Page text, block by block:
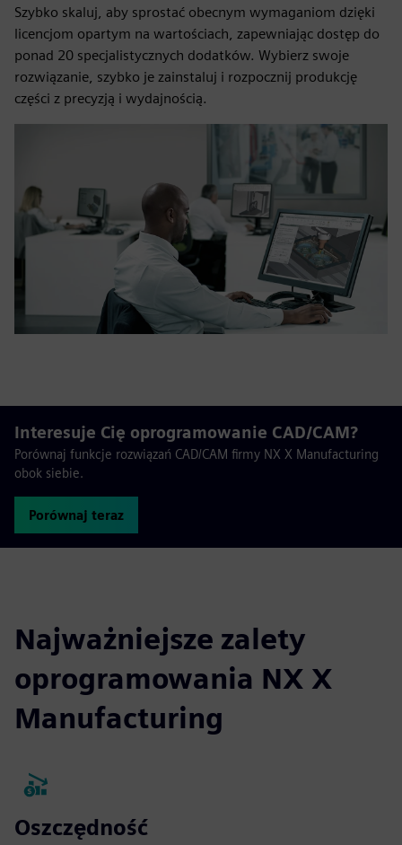
Szybko skaluj, aby sprostać obecnym wymaganiom dzięki
licencjom opartym na wartościach, zapewniając dostęp do
ponad 20 specjalistycznych dodatków. Wybierz swoje
rozwiązanie, szybko je zainstaluj i rozpocznij produkcję
części z precyzją i wydajnością.
Interesuje Cię oprogramowanie CAD/CAM?
Porównaj funkcje rozwiązań CAD/CAM firmy NX X Manufacturing
obok siebie.
Porównaj teraz
Najważniejsze zalety
oprogramowania NX X
Manufacturing
Oszczędność